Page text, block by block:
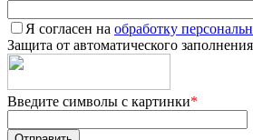
Я согласен на обработку
Защита от автоматического заполнения
Введите символы с картинки*